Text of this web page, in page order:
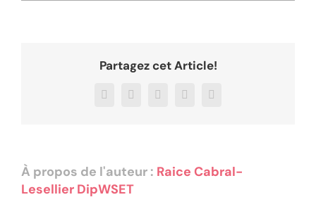
Partagez cet Article!
Facebook
X LinkedInWhatsApp
Email
À propos de l'auteur : Raice Cabral-
Lesellier DipWSET